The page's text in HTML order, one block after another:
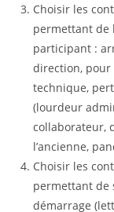
Choisir les
permettant de
participant :
direction,
technique,
(lourdeur
collaborateur,
l’ancienne,
Choisir les
permettant de
démarrage